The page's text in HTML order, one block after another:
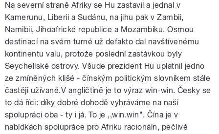
Na severní straně Afriky se Hu zastavil a jednal v
Kamerunu, Liberii a Sudánu, na jihu pak v Zambii,
Namibii, Jihoafrické republice a Mozambiku. Osmou
destinací na svém turné už defakto dal navštívenému
kontinentu valu, protože poslední zastávkou byly
Seychellské ostrovy. Všude prezident Hu uplatnil jedno
ze zmíněných klišé - čínským politickým slovníkem stále
častěji užívané.V angličtině je to výraz win-win. Česky se
to dá říci: díky dobré dohodě vyhráváme na naší
spolupráci oba - ty i já. To je ,,win.win". Čína je v
nabídkách spolupráce pro Afriku racionáln, pečlivě